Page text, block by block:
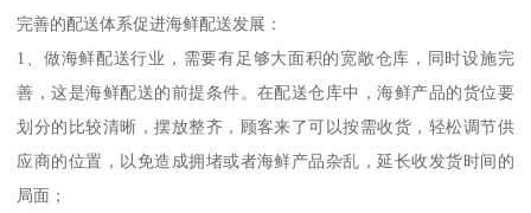
完善的配送体系促进海鲜配送发展：
1、做海鲜配送行业，需要有足够大面积的宽敞仓库，同时设施完
善，这是海鲜配送的前提条件。在配送仓库中，海鲜产品的货位要
划分的比较清晰，摆放整齐，顾客来了可以按需收货，轻松调节供
应商的位置，以免造成拥堵或者海鲜产品杂乱，延长收发货时间的
局面；